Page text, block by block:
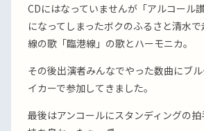
CDにはなっていませんが「アルコール
になってしまったボクのふるさと清水
線の歌「臨港線」の歌とハーモニカ。
その後出演者みんなでやった数曲にブ
イカーで参加してきました。
最後はアンコールにスタンディングの